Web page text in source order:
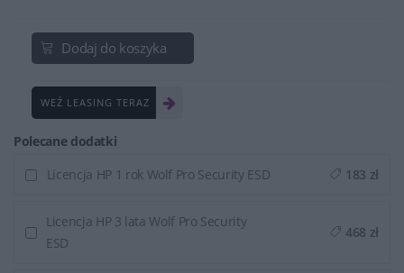
Dodaj do koszyka
WEŹ LEASING TERAZ
Polecane dodatki
Licencja HP 1 rok Wolf Pro Security ESD
183 zł
Licencja HP 3 lata Wolf Pro Security
ESD
468 zł